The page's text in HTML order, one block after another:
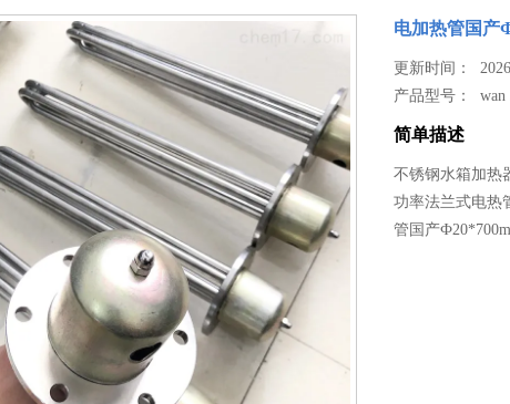
电加热管国产
更新时间：
产品型号：wan
简单描述
不锈钢水箱加热
功率法兰式电热
管国产